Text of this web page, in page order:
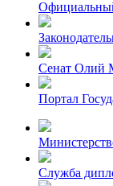
Сенат Олий
Портал
Служба